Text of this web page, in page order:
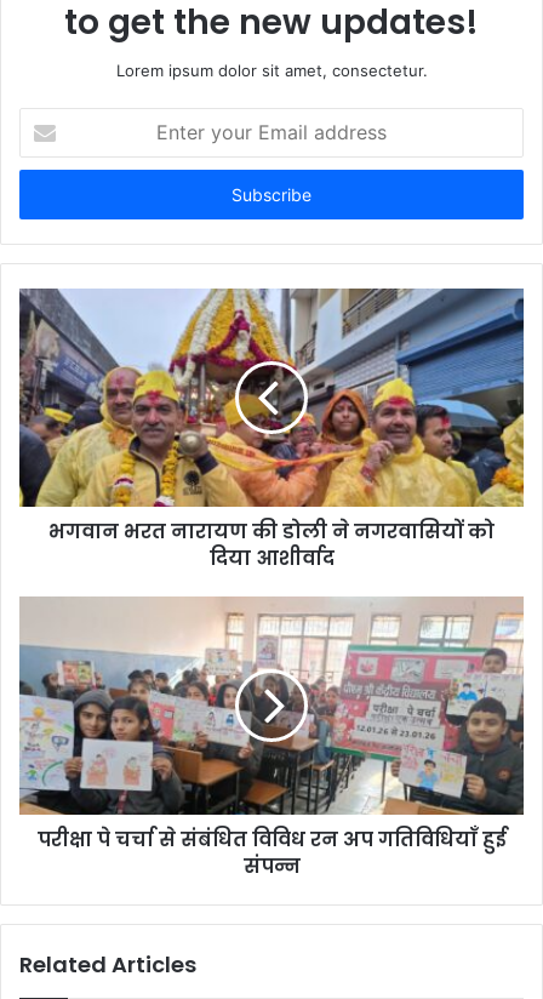
to get the new updates!
Lorem ipsum dolor sit amet, consectetur.
your
Email
भगवान भरत नारायण की डोली ने नगरवासियों को
दिया आशीर्वाद
परीक्षा पे चर्चा से संबंधित विविध रन अप गतिविधियाँ हुई
संपन्न
Related Articles